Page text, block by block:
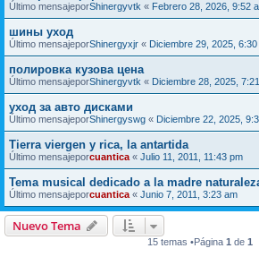
Último mensajeporShinergyvtk « Febrero 28, 2026, 9:52
шины уход
Último mensajeporShinergyxjr « Diciembre 29, 2025, 6:30
полировка кузова цена
Último mensajeporShinergyvtk « Diciembre 28, 2025,
уход за авто дисками
Último mensajeporShinergyswg « Diciembre 22, 2025,
Tierra viergen y rica, la antartida
Último mensajeporcuantica « Julio 11, 2011, 11:43 pm
Tema musical dedicado a la madre
Último mensajeporcuantica « Junio 7, 2011, 3:23 am
Nuevo Tema
15 temas •Página 1 de 1